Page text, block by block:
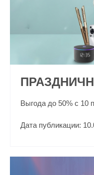
Выгода до 50% с 10
Дата публикации: